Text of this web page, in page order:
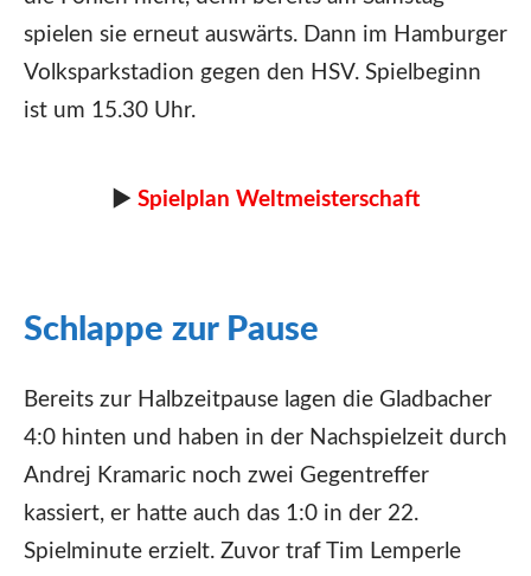
spielen sie erneut auswärts. Dann im Hamburger
Volksparkstadion gegen den HSV. Spielbeginn
ist um 15.30 Uhr.
► Spielplan Weltmeisterschaft
Schlappe zur Pause
Bereits zur Halbzeitpause lagen die Gladbacher
4:0 hinten und haben in der Nachspielzeit durch
Andrej Kramaric noch zwei Gegentreffer
kassiert, er hatte auch das 1:0 in der 22.
Spielminute erzielt. Zuvor traf Tim Lemperle